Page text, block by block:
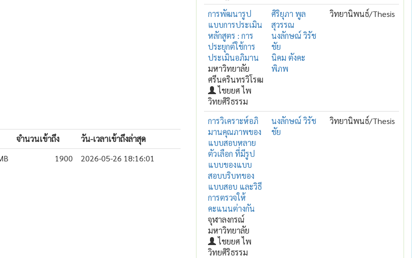
จำนวนเข้าถึง
วัน-เวลาเข้าถึงล่าสุด
1900 2026-05-26 18:16:01
การพัฒนารูป
แบบการประเมิน
หลักสูตร : การ
ประยุกต์ใช้การ
ประเมินอภิมาน
มหาวิทยาลัย
ศรีนครินทรวิโรฒ
ไชยยศ ไพ
วิทยศิริธรรม
ศิริยุภา พูล
สุวรรณ
นงลักษณ์ วิรัช
ชัย
นิคม ตังคะ
พิภพ
วิทยานิพนธ์/Thesis
การวิเคราะห์อภิ
มานคุณภาพของ
แบบสอบหลาย
ตัวเลือก ที่มีรูป
แบบของแบบ
สอบบริบทของ
แบบสอบ และวิธี
การตรวจให้
คะแนนต่างกัน
จุฬาลงกรณ์
มหาวิทยาลัย
ไชยยศ ไพ
วิทยศิริธรรม
นงลักษณ์ วิรัช
ชัย
วิทยานิพนธ์/Thesis